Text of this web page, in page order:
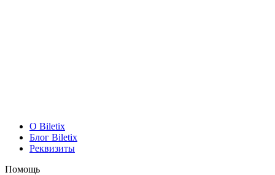
O Biletix
Блог Biletix
Реквизиты
Помощь